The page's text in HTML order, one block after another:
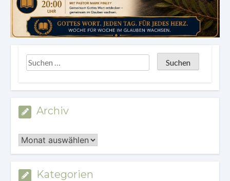
Archiv
Archiv
Kategorien